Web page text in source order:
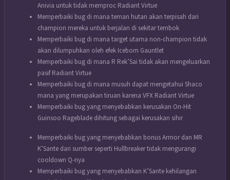
Anivia untuk tidak memproc Radiant Virtue
Memperbaiki bug di mana teman hutan akan terpisah dari
champion mereka untuk berjalan di sekitar tembok
Memperbaiki bug di mana target utama non-champion tidak
akan dilumpuhkan oleh efek Iceborn Gauntlet
Memperbaiki bug di mana R Rek’Sai tidak akan mengeluarkan
pasif Radiant Virtue
Memperbaiki bug di mana musuh dapat mengetahui Shaco
mana yang merupakan tiruan karena VFX Radiant Virtue
Memperbaiki bug yang menyebabkan kerusakan On-Hit
Guinsoo Rageblade dihitung sebagai kerusakan sihir
Memperbaiki bug yang menyebabkan bonus Armor dan MR
K’Sante dari sumber seperti Hullbreaker tidak mengurangi
cooldown Q-nya
Memperbaiki bug yang menyebabkan K’Sante kehilangan